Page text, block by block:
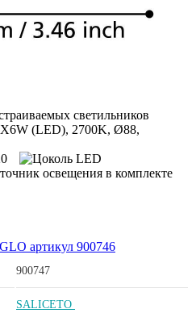
900747
SALICETO